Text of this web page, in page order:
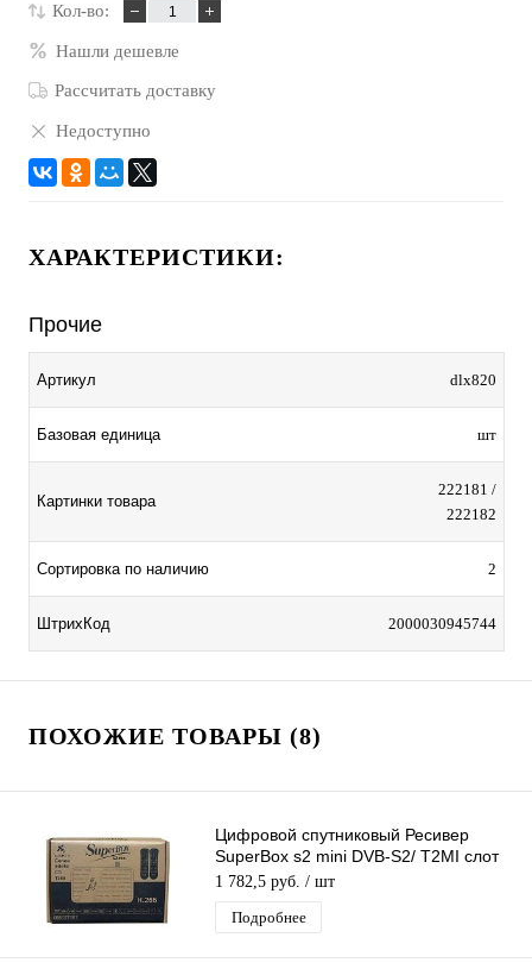
Кол-во:
Нашли дешевле
Рассчитать доставку
Недоступно
ХАРАКТЕРИСТИКИ:
Прочие
Артикул dlx820
Базовая единица шт
Картинки товара
222181 /
222182
Сортировка по наличию 2
ШтрихКод 2000030945744
ПОХОЖИЕ ТОВАРЫ (8)
Цифровой спутниковый Ресивер
SuperBox s2 mini DVB-S2/ T2MI слот
для карты,поддержка 3G модема
1 782,5 руб. / шт
Подробнее